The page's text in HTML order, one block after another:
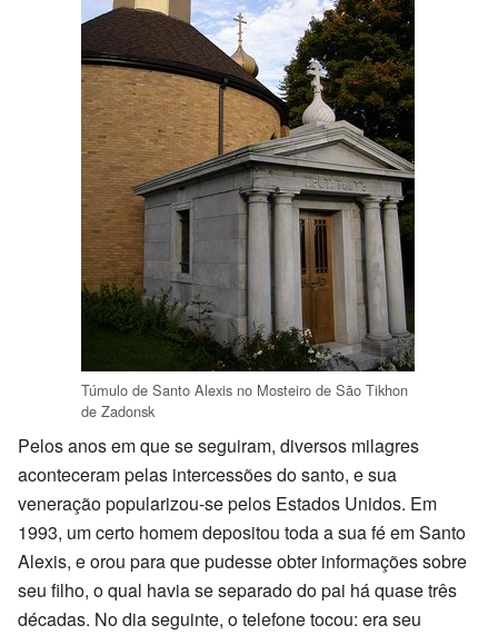
Túmulo de Santo Alexis no Mosteiro de São Tikhon
de Zadonsk
Pelos anos em que se seguiram, diversos milagres
aconteceram pelas intercessões do santo, e sua
veneração popularizou-se pelos Estados Unidos. Em
1993, um certo homem depositou toda a sua fé em Santo
Alexis, e orou para que pudesse obter informações sobre
seu filho, o qual havia se separado do pai há quase três
décadas. No dia seguinte, o telefone tocou: era seu